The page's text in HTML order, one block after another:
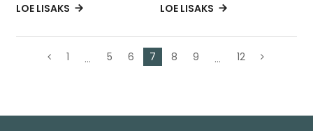
analüüs
LOE LISAKS LOE LISAKS
1 ... 5 6 7 8 9 ... 12